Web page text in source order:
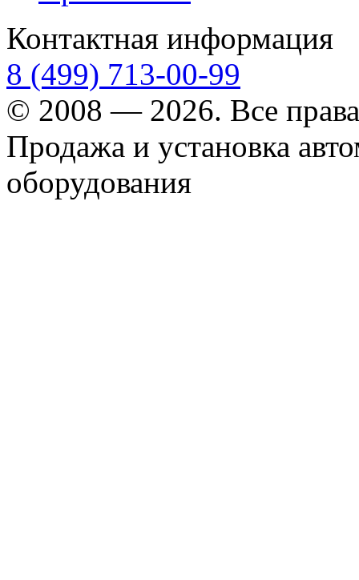
Контактная информация
8 (499) 713-00-99
© 2008 — 2026. Все
Продажа и установка
оборудования